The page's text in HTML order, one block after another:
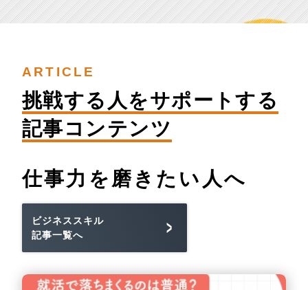
ARTICLE
挑戦する人をサポートする
記事コンテンツ
仕事力を 磨きたい人へ
ビジネススキル
記事一覧へ